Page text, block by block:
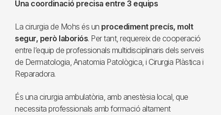
Una coordinació precisa entre 3 equips
La cirurgia de Mohs és un procediment precís, molt
segur, però laboriós. Per tant, requereix de cooperació
entre l’equip de professionals multidisciplinaris dels serveis
de Dermatologia, Anatomia Patològica, i Cirurgia Plàstica i
Reparadora.
És una cirurgia ambulatòria, amb anestèsia local, que
necessita professionals amb formació altament